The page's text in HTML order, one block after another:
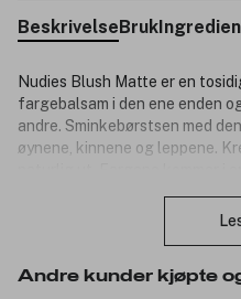
BeskrivelseBruk
Nudies Blush Matte er en
fargebalsam i den ene enden
andre. Sminkebørstsen med
øynene, kinnene og leppene.
Nudies All-Over Blush
Svart boks for
Andre kunder kjøpte